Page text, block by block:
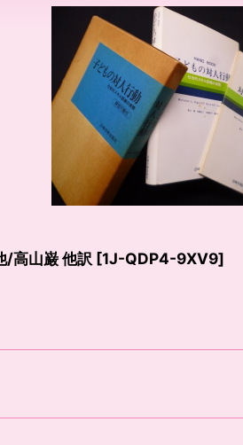
高山巌 他訳 [1J-QDP4-9XV9]